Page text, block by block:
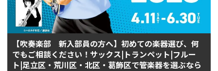
【吹奏楽部 新入部員の方へ】初めての楽器選び、何
でもご相談ください！サックス|トランペット|フルー
ト|足立区・荒川区・北区・葛飾区で管楽器を選ぶなら